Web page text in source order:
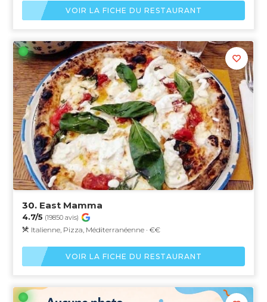
VOIR LA FICHE DU RESTAURANT
30. East Mamma
4.7/5 (19850 avis)
Italienne, Pizza, Méditerranéenne · €€
VOIR LA FICHE DU RESTAURANT